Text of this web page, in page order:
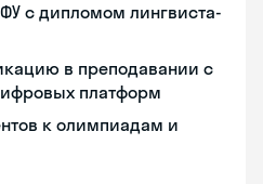
с дипломом лингвиста-
в преподавании с
платформ
к олимпиадам и